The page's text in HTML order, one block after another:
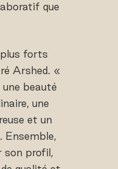
que
forts
Arshed. «
une beauté
une
et un
Ensemble,
son profil,